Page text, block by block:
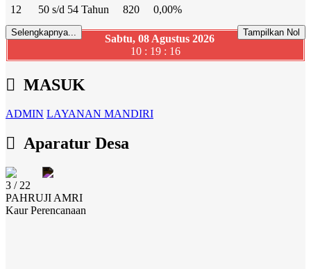
12 50 s/d 54 Tahun 820 0,00%
Selengkapnya... Tampilkan Nol
Sabtu, 08 Agustus 2026
10 : 19 : 16
MASUK
ADMIN LAYANAN MANDIRI
Aparatur Desa
3 / 22
PAHRUJI AMRI
Kaur Perencanaan